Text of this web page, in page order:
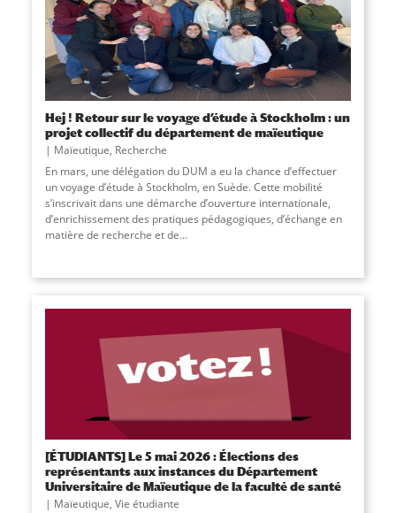
Hej ! Retour sur le voyage d’étude à Stockholm : un
projet collectif du département de maïeutique
Maïeutique, Recherche
En mars, une délégation du DUM a eu la chance d’effectuer
un voyage d’étude à Stockholm, en Suède. Cette mobilité
s’inscrivait dans une démarche d’ouverture internationale,
d’enrichissement des pratiques pédagogiques, d’échange en
matière de recherche et de...
[ÉTUDIANTS] Le 5 mai 2026 : Élections des
représentants aux instances du Département
Universitaire de Maïeutique de la faculté de santé
Maïeutique, Vie étudiante